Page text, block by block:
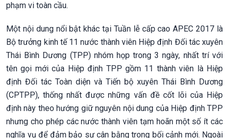
phạm vi toàn cầu.
Một nội dung nổi bật khác tại Tuần lễ cấp cao APEC 2017 là
Bộ trưởng kinh tế 11 nước thành viên Hiệp định Đối tác xuyên
Thái Bình Dương (TPP) nhóm họp trong 3 ngày, nhất trí với
tên gọi mới của Hiệp định TPP gồm 11 thành viên là Hiệp
định Đối tác Toàn diện và Tiến bộ xuyên Thái Bình Dương
(CPTPP), thống nhất được những vấn đề cốt lõi của Hiệp
định này theo hướng giữ nguyên nội dung của Hiệp định TPP
nhưng cho phép các nước thành viên tạm hoãn một số ít các
nghĩa vụ để đảm bảo sự cân bằng trong bối cảnh mới. Ngoài